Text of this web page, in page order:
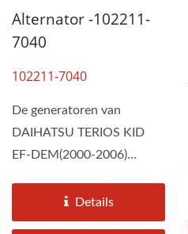
Alternator -102211-
7040
102211-7040
De generatoren van
DAIHATSU TERIOS KID
EF-DEM(2000-2006)
geassembleerd...
Details